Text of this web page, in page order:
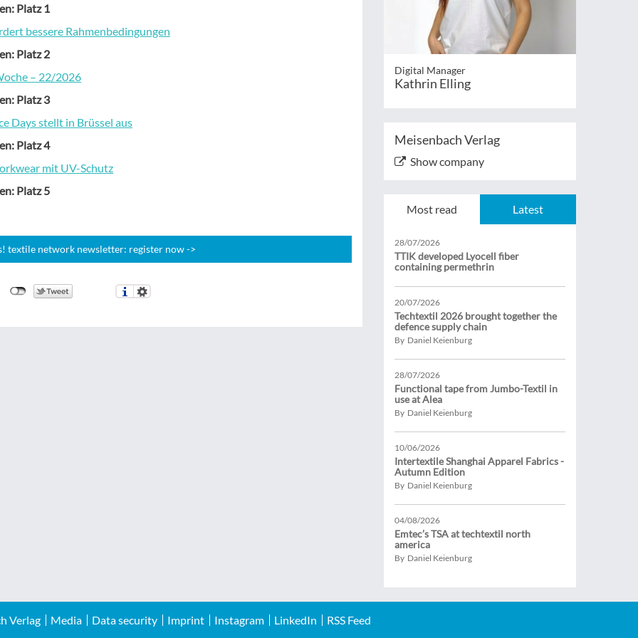
Platz 1
bessere Rahmenbedingungen
Platz 2
– 22/2026
Platz 3
Days stellt in Brüssel aus
Platz 4
mit UV-Schutz
Platz 5
textile network newsletter: register now ->
Digital Manager
Kathrin Elling
Meisenbach Verlag
Show company
Most read Latest
28/07/2026
TTIK developed Lyocell fiber
containing permethrin
20/07/2026
Techtextil 2026 brought together the
defence supply chain
By Daniel Keienburg
28/07/2026
Functional tape from Jumbo-Textil in
use at Alea
By Daniel Keienburg
10/06/2026
Intertextile Shanghai Apparel Fabrics -
Autumn Edition
By Daniel Keienburg
04/08/2026
Emtec’s TSA at techtextil north
america
By Daniel Keienburg
Verlag Media Data security Imprint Instagram LinkedIn RSS Feed